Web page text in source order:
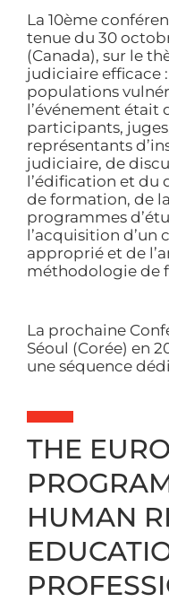
La 10ème
tenue du 30
(Canada), sur le
judiciaire efficace
populations
l’événement était
participants,
représentants
judiciaire, de
l’édification et du
de formation, de
programmes
l’acquisition d’un
approprié et de
méthodologie de
La prochaine
Séoul (Corée) en
une séquence
THE
HUMAN